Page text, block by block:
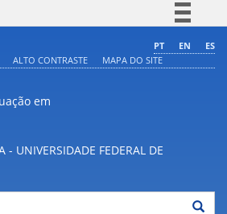
Comunica BR
PT EN
ES
ALTO CONTRASTE MAPA DO SITE
em
- UNIVERSIDADE FEDERAL DE